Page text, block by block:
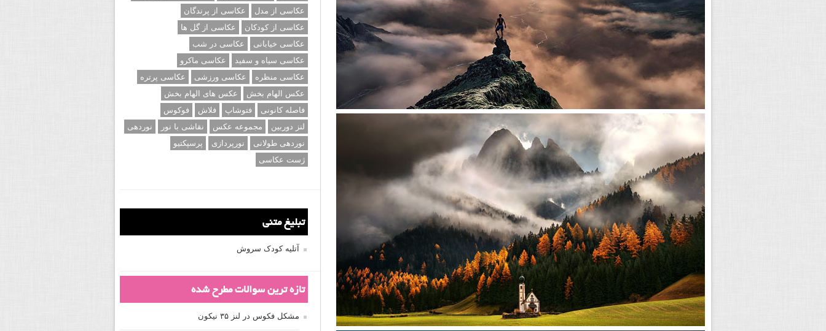
عکاسی از مدل
عکاسی از پرندگان
عکاسی از کودکان
عکاسی از گل ها
عکاسی خیابانی
عکاسی در شب
عکاسی سیاه و سفید
عکاسی ماکرو
عکاسی منظره
عکاسی ورزشی
عکاسی پرتره
عکس الهام بخش
عکس های الهام بخش
فاصله کانونی
فتوشاپ فلاش
فوکوس
لنز دوربین
مجموعه عکس نقاشی با نور
نوردهی
نوردهی طولانی
نورپردازی
پرسپکتیو
ژست عکاسی
تبلیغ متنی
آتلیه کودک سروش
تازه ترین سوالات مطرح شده
مشکل فکوس در لنز ۳۵ نیکون